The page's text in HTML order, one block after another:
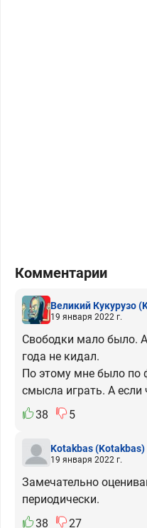
Комментарии
Великий Кукурузо
19 января 2022 г.
Свободки мало было.
года не кидал.
По этому мне было по
смысла играть. А если
38
5
Kotakbas(Kotakbas)
19 января 2022 г.
Замечательно
периодически.
38
27